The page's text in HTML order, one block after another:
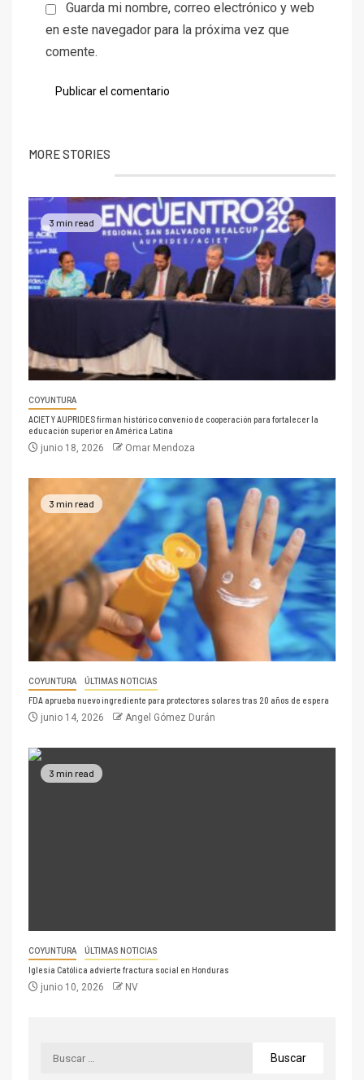
Guarda mi nombre, correo electrónico y web
en este navegador para la próxima vez que
comente.
MORE STORIES
3 min read
COYUNTURA
ACIET Y AUPRIDES firman histórico convenio de cooperación para fortalecer la
educación superior en América Latina
junio 18, 2026 Omar Mendoza
3 min read
COYUNTURA ÚLTIMAS NOTICIAS
FDA aprueba nuevo ingrediente para protectores solares tras 20 años de espera
junio 14, 2026 Angel Gómez Durán
3 min read
COYUNTURA ÚLTIMAS NOTICIAS
Iglesia Católica advierte fractura social en Honduras
junio 10, 2026 NV